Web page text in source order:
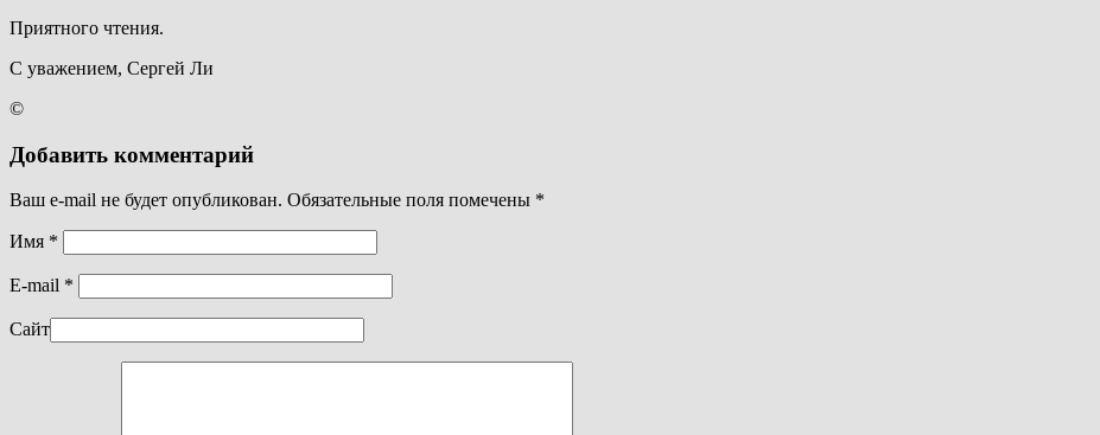
Приятного чтения.
С уважением, Сергей Ли
©
Добавить комментарий
Ваш e-mail не будет опубликован. Обязательные поля помечены *
Имя *
E-mail *
Сайт